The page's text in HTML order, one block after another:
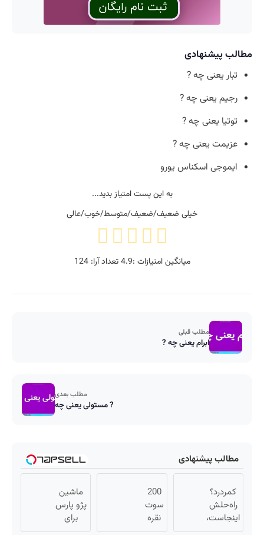
مطالب پیشنهادی
تبار یعنی چه ?
رجیم یعنی چه ?
توتیا یعنی چه ?
عزیمت یعنی چه ?
ایموجی اسکناس یورو
به این پست امتیاز بدید...
خیلی ضعیف/ضعیف/متوسط/خوب/عالی
میانگین امتیازات :4.9تعداد آرا:124
مطلب قبلی
ابرام یعنی چه ?
مطلب بعدی
مستولی یعنی چه ?
مطالب پیشنهادی
کمردرد؟
راه‌حلش
اینجاست،
نه توی
200
سوت
نقره
هدیه
ماشین
پژو پارس
برای
فروش